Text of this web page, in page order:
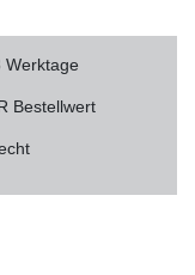
Werktage
Bestellwert